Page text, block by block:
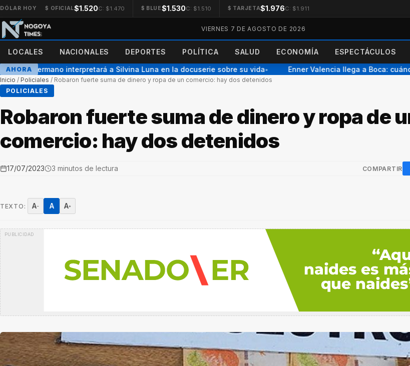
DÓLAR HOY $ OFICIAL$1.520C: $1.470 $ BLUE$1.530C: $1.510 $ TARJETA$1.976C: $1.911
VIERNES 7 DE AGOSTO DE 2026
LOCALES NACIONALES DEPORTES POLÍTICA SALUD ECONOMÍA ESPECTÁCULOS
AHORA
Gran Hermano interpretará a Silvina Luna en la docuserie sobre su vida● Enner Valencia llega a Boca:
Inicio / Policiales / Robaron fuerte suma de dinero y ropa de un comercio: hay dos detenidos
POLICIALES
Robaron fuerte suma de dinero y ropa de
comercio: hay dos detenidos
17/07/2023 3 minutos de lectura COMPARTIR
TEXTO: A− A A+